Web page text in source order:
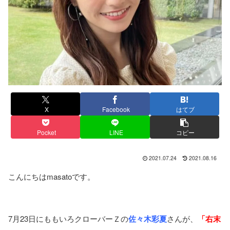
X Facebook はてブ
Pocket LINE コピー
2021.07.24 2021.08.16
こんにちはmasatoです。
7月23日にももいろクローバーＺの佐々木彩夏さんが、
「右末